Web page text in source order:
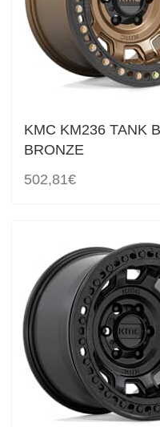
KMC KM236 TANK
BRONZE
502,81€